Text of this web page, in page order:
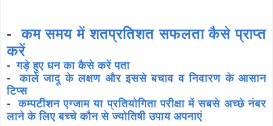
-कम समय में शतप्रतिशत सफलता कैसे प्राप्त
करें
-गड़े हुए धन का कैसे करें पता
-काले जादू के लक्षण और इससे बचाव व निवारण के आसान
टिप्स
-कम्पटीशन एग्जाम या प्रतियोगिता परीक्षा में सबसे अच्छे नंबर
लाने के लिए बच्चे कौन से ज्योतिषी उपाय अपनाएं